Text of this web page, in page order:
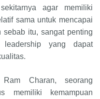
agar memiliki
sama untuk mencapai
itu, sangat penting
leadership yang dapat
Charan, seorang
memiliki kemampuan